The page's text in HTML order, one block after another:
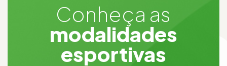
Conheça as
modalidades
esportivas